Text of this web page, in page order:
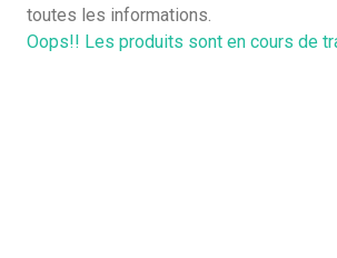
toutes les informations.
Oops!! Les produits sont en cours de